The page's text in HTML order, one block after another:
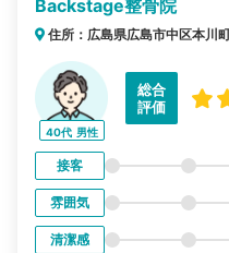
Backstage整骨院
住所：広島県広島市中区本川
40代 男性
総合
評価
接客
雰囲気
清潔感